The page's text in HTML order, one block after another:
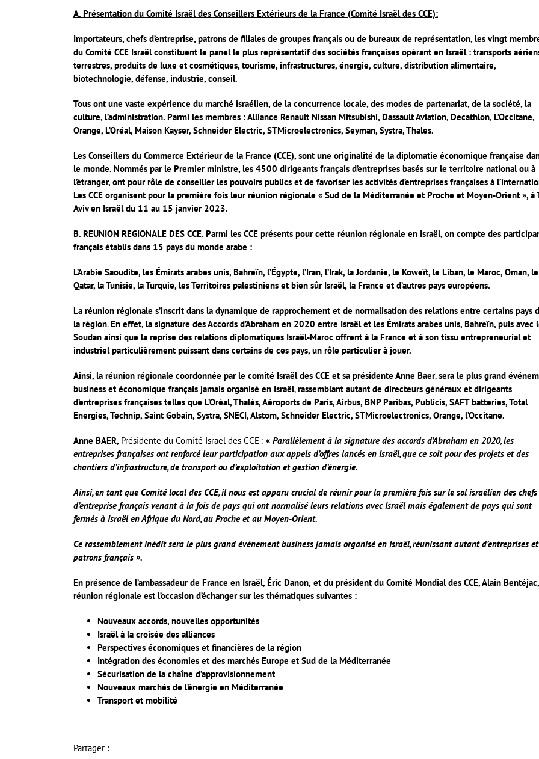
A. Présentation du Comité Israël des Conseillers Extérieurs de la France (Comité Israël des CCE):
Importateurs, chefs d’entreprise, patrons de filiales de groupes français ou de bureaux de représentation, les vingt
du Comité CCE Israël constituent le panel le plus représentatif des sociétés françaises opérant en Israël : transports
terrestres, produits de luxe et cosmétiques, tourisme, infrastructures, énergie, culture, distribution alimentaire,
biotechnologie, défense, industrie, conseil.
Tous ont une vaste expérience du marché israélien, de la concurrence locale, des modes de partenariat, de la société, la
culture, l’administration. Parmi les membres : Alliance Renault Nissan Mitsubishi, Dassault Aviation, Decathlon, L’Occitane,
Orange, L’Oréal, Maison Kayser, Schneider Electric, STMicroelectronics, Seyman, Systra, Thales.
Les Conseillers du Commerce Extérieur de la France (CCE), sont une originalité de la diplomatie économique française
le monde. Nommés par le Premier ministre, les 4500 dirigeants français d’entreprises basés sur le territoire national ou à
l’étranger, ont pour rôle de conseiller les pouvoirs publics et de favoriser les activités d’entreprises françaises à
Les CCE organisent pour la première fois leur réunion régionale « Sud de la Méditerranée et Proche et Moyen-Orient », à
Aviv en Israël du 11 au 15 janvier 2023.
B. REUNION REGIONALE DES CCE. Parmi les CCE présents pour cette réunion régionale en Israël, on compte des
français établis dans 15 pays du monde arabe :
L’Arabie Saoudite, les Émirats arabes unis, Bahreïn, l’Égypte, l’Iran, l’Irak, la Jordanie, le Koweït, le Liban, le Maroc, Oman, le
Qatar, la Tunisie, la Turquie, les Territoires palestiniens et bien sûr Israël, la France et d’autres pays européens.
La réunion régionale s’inscrit dans la dynamique de rapprochement et de normalisation des relations entre certains pays
la région.En effet, la signature des Accords d’Abraham en 2020 entre Israël et les Émirats arabes unis, Bahreïn, puis avec
Soudan ainsi que la reprise des relations diplomatiques Israël-Maroc offrent à la France et à son tissu entrepreneurial et
industriel particulièrement puissant dans certains de ces pays, un rôle particulier à jouer.
Ainsi, la réunion régionale coordonnée par le comité Israël des CCE et sa présidente Anne Baer,sera le plus grand
business et économique français jamais organisé en Israël,rassemblant autant de directeurs généraux et dirigeants
d’entreprises françaises telles que L’Oréal, Thalès, Aéroports de Paris, Airbus, BNP Paribas, Publicis, SAFT batteries, Total
Energies, Technip, Saint Gobain, Systra, SNECI, Alstom, Schneider Electric, STMicroelectronics, Orange, l’Occitane.
Anne BAER, Présidente du Comité Israël des CCE : « Parallèlement à la signature des accords d’Abraham en 2020, les
entreprises françaises ont renforcé leur participation aux appels d’offres lancés en Israël, que ce soit pour des projets et des
chantiers d’infrastructure, de transport ou d’exploitation et gestion d’énergie.
Ainsi, en tant que Comité local des CCE, il nous est apparu crucial de réunir pour la première fois sur le sol israélien des chefs
d’entreprise français venant à la fois de pays qui ont normalisé leurs relations avec Israël mais également de pays qui sont
fermés à Israël en Afrique du Nord, au Proche et au Moyen-Orient.
Ce rassemblement inédit sera le plus grand événement business jamais organisé en Israël, réunissant autant d’entreprises
patrons français ».
En présence de l’ambassadeur de France en Israël, Éric Danon, et du président du Comité Mondial des CCE, Alain
réunion régionale est l’occasion d’échanger sur les thématiques suivantes :
Nouveaux accords, nouvelles opportunités
Israël à la croisée des alliances
Perspectives économiques et financières de la région
Intégration des économies et des marchés Europe et Sud de la Méditerranée
Sécurisation de la chaîne d’approvisionnement
Nouveaux marchés de l’énergie en Méditerranée
Transport et mobilité
Partager :